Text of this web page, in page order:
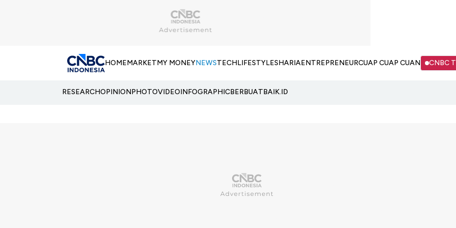
HOMEMARKETMY MONEYNEWSTECHLIFESTYLESHARIAENTREPRENEURCUAP CUAP CUAN CNBC
RESEARCHOPINIONPHOTOVIDEOINFOGRAPHICBERBUATBAIK.ID